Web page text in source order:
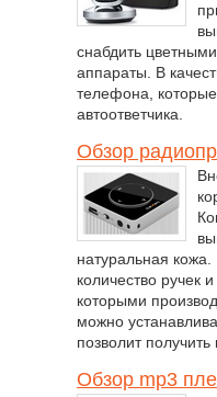
снабдить
аппараты. В
телефона,
автоответчика.
Обзор
натуральная
количество ручек
которыми
можно
позволит получить
Обзор mp3